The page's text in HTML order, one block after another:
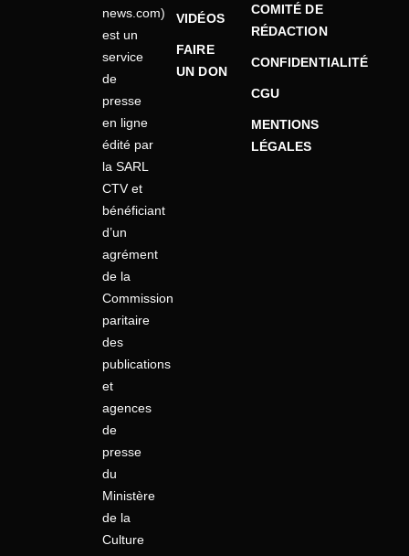
news.com)
est un
service
de
presse
en ligne
édité par
la SARL
CTV et
bénéficiant
d’un
agrément
de la
Commission
paritaire
des
publications
et
agences
de
presse
du
Ministère
de la
Culture
VIDÉOS
FAIRE
UN DON
COMITÉ DE
RÉDACTION
CONFIDENTIALITÉ
CGU
MENTIONS
LÉGALES